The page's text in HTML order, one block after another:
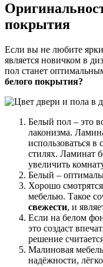
покрытия
Если вы не любите
является новичком в
пол станет
белого покрытия?
Белый пол – это
лаконизма.
использоваться
стилях. Ламинат
увеличить
Белый –
Хорошо
мебелью. Такое
свежести, и
Если на белом
это создаст
решение
Малиновая
надёжности,